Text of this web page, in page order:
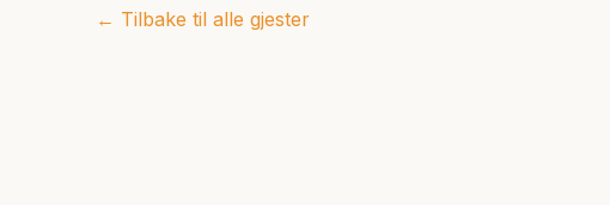
← Tilbake til alle gjester